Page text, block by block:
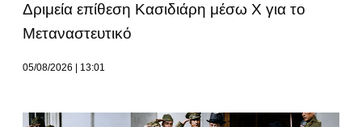
Δριμεία επίθεση Κασιδιάρη μέσω Χ για το
Μεταναστευτικό
05/08/2026 13:01